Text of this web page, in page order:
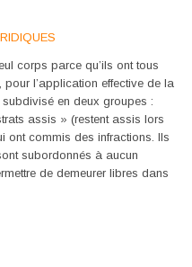
corps parce qu’ils ont tous
l’application effective de la
en deux groupes :
assis » (restent assis lors
ont commis des infractions. Ils
subordonnés à aucun
de demeurer libres dans